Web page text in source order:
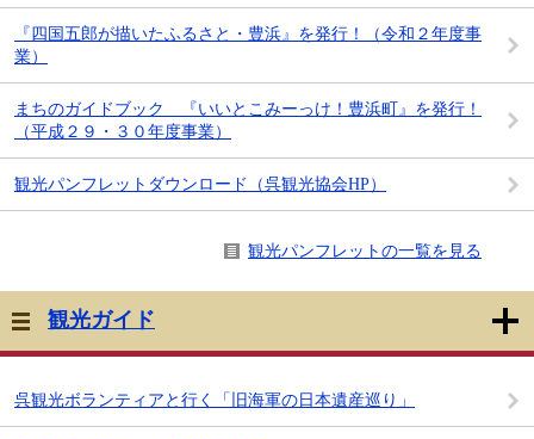
『四国五郎が描いたふるさと・豊浜』を発行！（令和２年度事
業）
まちのガイドブック 『いいとこみーっけ！豊浜町』を発行！
（平成２９・３０年度事業）
観光パンフレットダウンロード（呉観光協会HP）
観光パンフレットの一覧を見る
観光ガイド
呉観光ボランティアと行く「旧海軍の日本遺産巡り」